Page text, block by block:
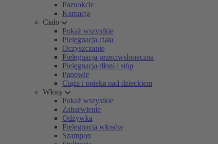
Paznokcie
Karnacja
Ciało
Pokaż wszystkie
Pielęgnacja ciała
Oczyszczanie
Pielęgnacja przeciwsłoneczna
Pielęgnacja dłoni i stóp
Panowie
Ciąża i opieka nad dzieckiem
Włosy
Pokaż wszystkie
Zabarwienie
Odżywka
Pielęgnacja włosów
Szampon